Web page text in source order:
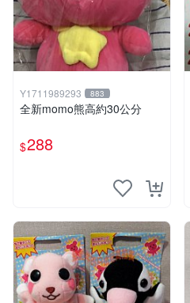
Y1711989293 883
全新momo熊高約30公分
$288